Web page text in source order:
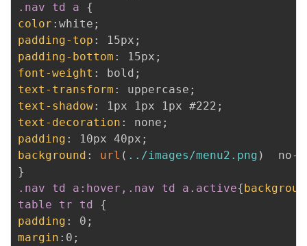
.nav td a
{
color : white ;
padding-top : 15px ;
padding-bottom : 15px ;
font-weight : bold ;
text-transform : uppercase ;
text-shadow: 1px 1px 1px #222 ;
text-decoration : none ;
padding : 10px 40px ;
background : url ( ../images/menu2.png )
no-
}
.nav td a:hover,.nav td a.active{
table tr td
{
padding : 0 ;
margin : 0 ;